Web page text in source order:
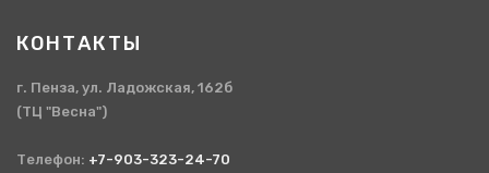
КОНТАКТЫ
г. Пенза, ул. Ладожская, 162б
(ТЦ "Весна")
Телефон: +7-903-323-24-70